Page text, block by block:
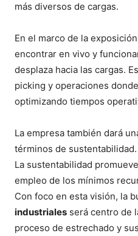
más diversos de cargas.
En el marco de la
encontrar en vivo y
desplaza hacia las cargas.
picking y operaciones
optimizando tiempos
La empresa también dará
términos de
La sustentabilidad
empleo de los mínimos
Con foco en esta visión, la
industriales será centro de
proceso de estrechado y